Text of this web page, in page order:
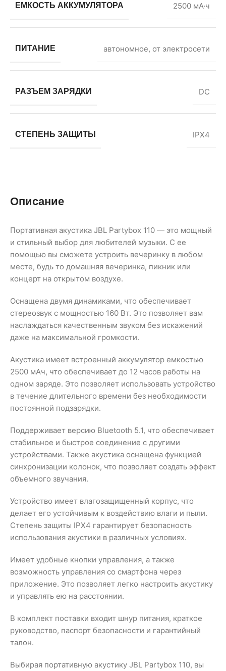
Описание
Портативная акустика JBL Partybox 110 — это мощный
и стильный выбор для любителей музыки. С ее
помощью вы сможете устроить вечеринку в любом
месте, будь то домашняя вечеринка, пикник или
концерт на открытом воздухе.
Оснащена двумя динамиками, что обеспечивает
стереозвук с мощностью 160 Вт. Это позволяет вам
наслаждаться качественным звуком без искажений
даже на максимальной громкости.
Акустика имеет встроенный аккумулятор емкостью
2500 мАч, что обеспечивает до 12 часов работы на
одном заряде. Это позволяет использовать устройство
в течение длительного времени без необходимости
постоянной подзарядки.
Поддерживает версию Bluetooth 5.1, что обеспечивает
стабильное и быстрое соединение с другими
устройствами. Также акустика оснащена функцией
синхронизации колонок, что позволяет создать эффект
объемного звучания.
Устройство имеет влагозащищенный корпус, что
делает его устойчивым к воздействию влаги и пыли.
Степень защиты IPX4 гарантирует безопасность
использования акустики в различных условиях.
Имеет удобные кнопки управления, а также
возможность управления со смартфона через
приложение. Это позволяет легко настроить акустику
и управлять ею на расстоянии.
В комплект поставки входит шнур питания, краткое
руководство, паспорт безопасности и гарантийный
талон.
Выбирая портативную акустику JBL Partybox 110, вы
ЕМКОСТЬ АККУМУЛЯТОРА 2500 мА·ч
ПИТАНИЕ автономное, от электросети
РАЗЪЕМ ЗАРЯДКИ DC
СТЕПЕНЬ ЗАЩИТЫ IPX4